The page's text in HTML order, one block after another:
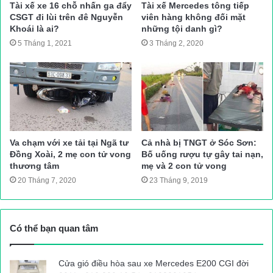
hiện say xỉn, không chấp hành kiểm tra nồng độ cồn. Với hành
vi chống đối, tổ công tác đã lập biên bản và xử phạt 17 triệu
đồng và tước GPLX 5 tháng.
Trên đây chỉ là hai trong số hàng nghìn vụ vi phạm nồng độ cồn
lực lượng chức năng xử lý thời gian qua. Nhiều ý kiến cho
rằng, pháp luật hiện hành quy định chế tài đối với người sử
dụng rượu bia, ma túy khi lái xe vẫn được xem là chưa đủ
mạnh. Theo Nghị định 46/2016 thì người đi xe ô tô có nồng độ
cồn trong máu vượt quá mức cho phép bị phạt cao nhất là từ
16 – 18 triệu đồng. Hình thức xử phạt bổ sung là tước bằng lái 4
đến nhiều vụ tai nạn giao thông (TNGT) thảm khốc. Dư luận
Tài xế xe 16 chỗ nhấn ga đẩy
CSGT đi lùi trên đê Nguyễn
Khoái là ai?
5 Tháng 1, 2021
Tài xế Mercedes tông tiếp
viên hàng không đối mặt
những tội danh gì?
3 Tháng 2, 2020
Va chạm với xe tải tại Ngã tư
Đồng Xoài, 2 mẹ con tử vong
thương tâm
20 Tháng 7, 2020
Cả nhà bị TNGT ở Sóc Sơn:
Bố uống rượu tự gây tai nạn,
mẹ và 2 con tử vong
23 Tháng 9, 2019
Có thể bạn quan tâm
Cửa gió điều hòa sau xe Mercedes E200 CGI đời